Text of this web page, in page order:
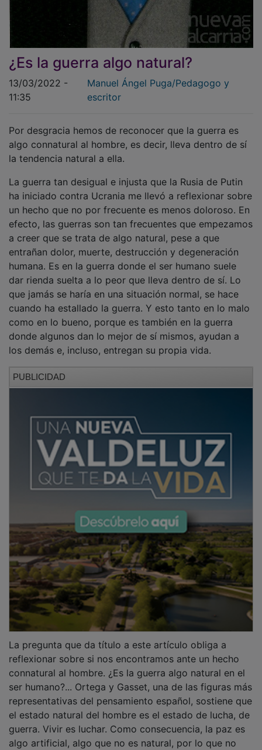
¿Es la guerra algo natural?
13/03/2022 -
11:35
Manuel Ángel Puga/Pedagogo y
escritor
Por desgracia hemos de reconocer que la guerra es
algo connatural al hombre, es decir, lleva dentro de sí
la tendencia natural a ella.
La guerra tan desigual e injusta que la Rusia de Putin
ha iniciado contra Ucrania me llevó a reflexionar sobre
un hecho que no por frecuente es menos doloroso. En
efecto, las guerras son tan frecuentes que empezamos
a creer que se trata de algo natural, pese a que
entrañan dolor, muerte, destrucción y degeneración
humana. Es en la guerra donde el ser humano suele
dar rienda suelta a lo peor que lleva dentro de sí. Lo
que jamás se haría en una situación normal, se hace
cuando ha estallado la guerra. Y esto tanto en lo malo
como en lo bueno, porque es también en la guerra
donde algunos dan lo mejor de sí mismos, ayudan a
los demás e, incluso, entregan su propia vida.
PUBLICIDAD
La pregunta que da título a este artículo obliga a
reflexionar sobre si nos encontramos ante un hecho
connatural al hombre. ¿Es la guerra algo natural en el
ser humano?... Ortega y Gasset, una de las figuras más
representativas del pensamiento español, sostiene que
el estado natural del hombre es el estado de lucha, de
guerra. Vivir es luchar. Como consecuencia, la paz es
algo artificial, algo que no es natural, por lo que no